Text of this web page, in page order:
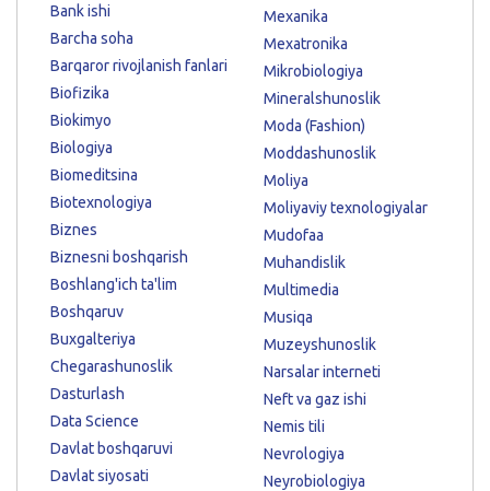
Bank ishi
Barcha soha
Barqaror rivojlanish fanlari
Biofizika
Biokimyo
Biologiya
Biomeditsina
Biotexnologiya
Biznes
Biznesni boshqarish
Boshlang'ich ta'lim
Boshqaruv
Buxgalteriya
Chegarashunoslik
Dasturlash
Data Science
Davlat boshqaruvi
Davlat siyosati
Mexanika
Mexatronika
Mikrobiologiya
Mineralshunoslik
Moda (Fashion)
Moddashunoslik
Moliya
Moliyaviy texnologiyalar
Mudofaa
Muhandislik
Multimedia
Musiqa
Muzeyshunoslik
Narsalar interneti
Neft va gaz ishi
Nemis tili
Nevrologiya
Neyrobiologiya